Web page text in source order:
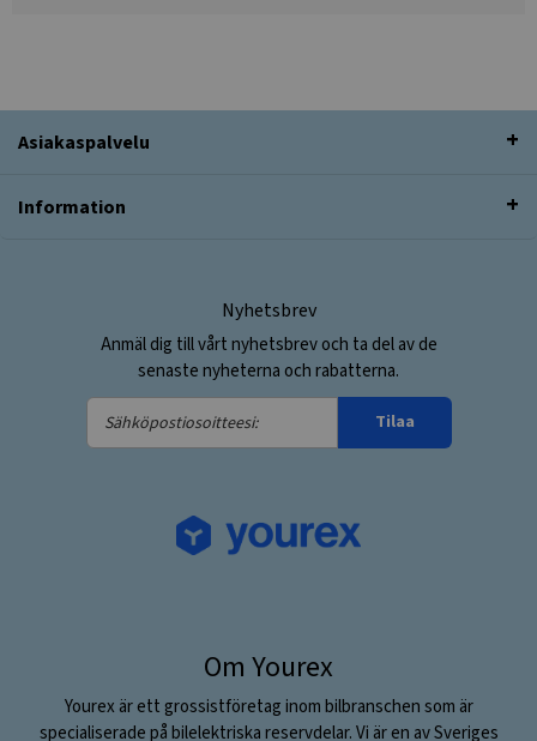
Asiakaspalvelu
Information
Nyhetsbrev
Anmäl dig till vårt nyhetsbrev och ta del av de
senaste nyheterna och rabatterna.
Sähköpostiosoitteesi:
Tilaa
Om Yourex
Yourex är ett grossistföretag inom bilbranschen som är
specialiserade på bilelektriska reservdelar. Vi är en av Sveriges